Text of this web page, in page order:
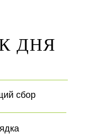
ДНЯ
сбор